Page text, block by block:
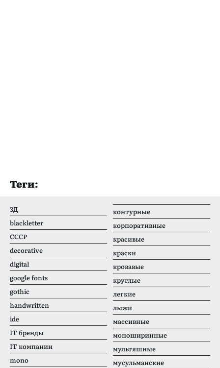
Теги:
3Д
blackletter
CCCР
decorative
digital
google fonts
gothic
handwritten
ide
IT бренды
IT компании
mono
контурные
корпоративные
красивые
краски
кровавые
круглые
легкие
лыжи
массивные
моноширинные
мультяшные
мусульманские